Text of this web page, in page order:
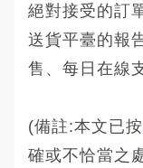
絕對接受的訂
送貨平臺的報
售、每日在線
(備註:本文已按
確或不恰當之